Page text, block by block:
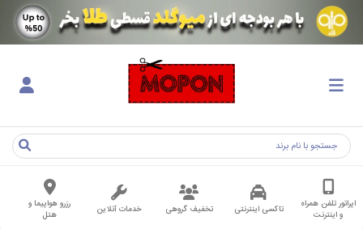
اپراتور تلفن همراه
و اینترنت
تاکسی اینترنتی تخفیف گروهی خدمات آنلاین
رزرو هواپیما و
هتل